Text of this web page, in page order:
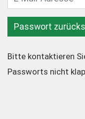
Passwort
Bitte kontaktieren
Passworts nicht